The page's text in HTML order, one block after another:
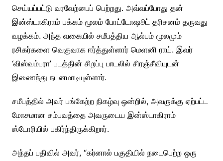
செய்யப்பட்டு வரவேற்பைப் பெற்றது. அவ்வப்போது தன்
இன்ஸ்டாகிராம் பக்கம் மூலம் போட்டோஷூட் தரிசனம் தருவது
வழக்கம். அந்த வகையில் சமீபத்திய ஆல்பம் மூலமும்
ரசிகர்களை வெகுவாக ஈர்த்துள்ளார் மெளனி ராய். இவர்
‘விஸ்வம்பரா’ படத்தின் சிறப்பு பாடலில் சிரஞ்சீவியுடன்
இணைந்து நடனமாடியுள்ளார்.
சமீபத்தில் அவர் பங்கேற்ற நிகழ்வு ஒன்றில், அவருக்கு ஏற்பட்ட
மோசமான சம்பவத்தை அவருடைய இன்ஸ்டாகிராம்
ஸ்டோரியில் பகிர்ந்திருக்கிறார்.
அந்தப் பதிவில் அவர், “கர்னால் பகுதியில் நடைபெற்ற ஒரு